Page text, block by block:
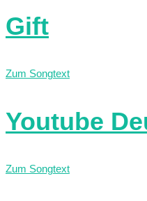
Gift
Zum Songtext
Youtube
Zum Songtext